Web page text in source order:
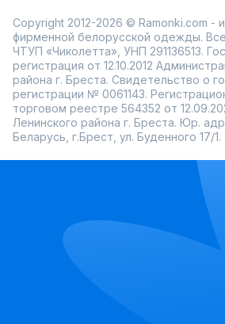
Copyright 2012-2026 © Ramonki.com -
фирменной белорусской одежды.
ЧТУП «Чиколетта», УНП 291136513.
регистрация от 12.10.2012
района г. Бреста. Свидетельство о
регистрации № 0061143.
торговом реестре 564352 от
Ленинского района г. Бреста. Юр.
Беларусь, г.Брест, ул. Буденного 17/1.